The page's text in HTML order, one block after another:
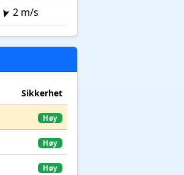
2 m/s
Sikkerhet
Høy
Høy
Høy